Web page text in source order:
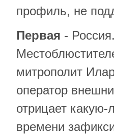
профиль, не
Первая -
митрополит
оператор
отрицает
времени